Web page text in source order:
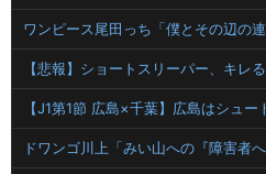
【悲報】ショートスリーパー、キレる